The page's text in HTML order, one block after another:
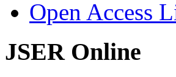
Open Access
JSER Online